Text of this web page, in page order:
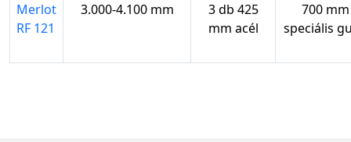
Merlot
RF 121
3.000-4.100 mm
3 db 425
mm acél
700 mm
speciális